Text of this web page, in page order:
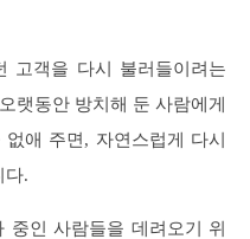
고객을 다시 불러들이려는
랫동안 방치해 둔 사람에게
애 주면, 자연스럽게 다시
다.
인 사람들을 데려오기 위